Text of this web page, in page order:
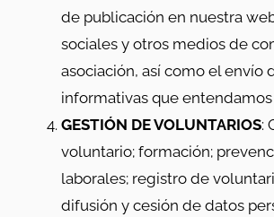
de publicación en nuestra
sociales y otros medios de
asociación, así como el envío
informativas que
GESTIÓN DE VOLUNTARIOS:
voluntario; formación;
laborales; registro de
difusión y cesión de datos